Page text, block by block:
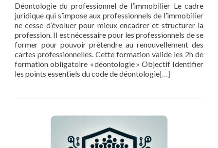
Déontologie du professionnel de l’immobilier Le cadre
juridique qui s’impose aux professionnels de l’immobilier
ne cesse d’évoluer pour mieux encadrer et structurer la
profession. Il est nécessaire pour les professionnels de se
former pour pouvoir prétendre au renouvellement des
cartes professionnelles. Cette formation valide les 2h de
formation obligatoire « déontologie » Objectif Identifier
les points essentiels du code de déontologie[…]